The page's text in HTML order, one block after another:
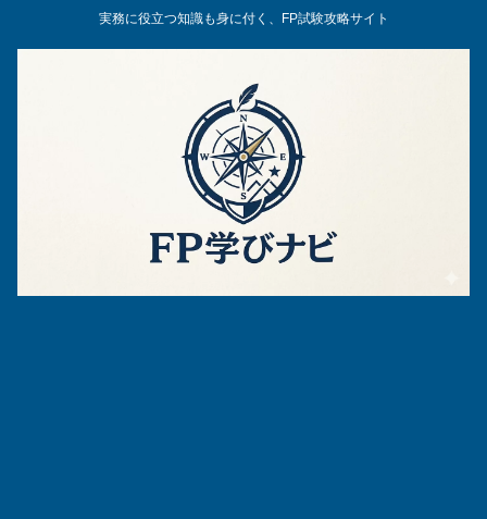
実務に役立つ知識も身に付く、FP試験攻略サイト